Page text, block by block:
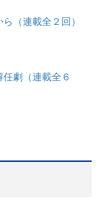
（連載全２回）
劇（連載全６